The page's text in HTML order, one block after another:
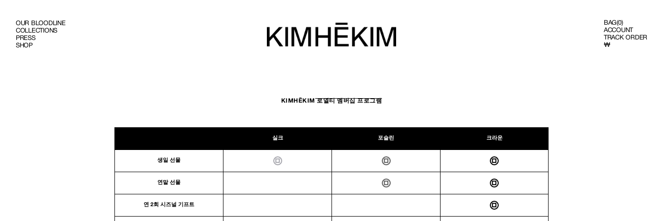
OUR BLOODLINE
COLLECTIONS
PRESS
SHOP
BAG
BAG(0)
0
ITEMS
ACCOUNT
TRACK ORDER
₩
KIMHĒKIM 로열티 멤버십 프로그램
실크 포슬린 크라운
생일 선물
연말 선물
연 2회 시즈널 기프트